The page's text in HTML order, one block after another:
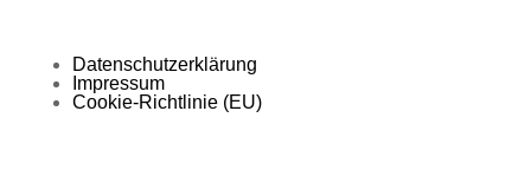
Datenschutzerklärung
Impressum
Cookie-Richtlinie (EU)